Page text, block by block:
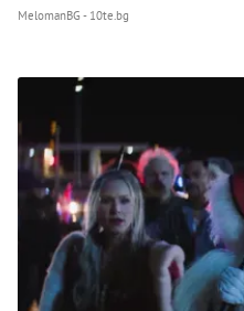
MelomanBG - 10te.bg